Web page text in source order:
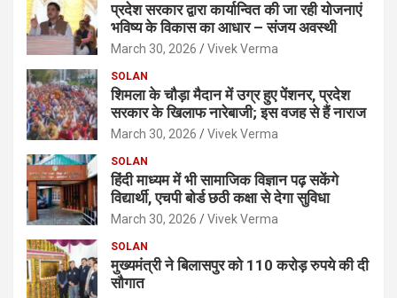
प्रदेश सरकार द्वारा कार्यान्वित की जा रही योजनाएं
भविष्य के विकास का आधार – संजय अवस्थी
March 30, 2026 Vivek Verma
SOLAN
शिमला के चौड़ा मैदान में उग्र हुए पेंशनर, प्रदेश
सरकार के खिलाफ नारेबाजी; इस वजह से हैं नाराज
March 30, 2026 Vivek Verma
SOLAN
हिंदी माध्यम में भी सामाजिक विज्ञान पढ़ सकेंगे
विद्यार्थी, एचपी बोर्ड छठी कक्षा से देगा सुविधा
March 30, 2026 Vivek Verma
SOLAN
मुख्यमंत्री ने बिलासपुर को 110 करोड़ रुपये की दी
सौगात